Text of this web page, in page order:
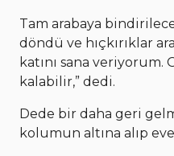
Tam arabaya
döndü ve hıçkırıklar
katını sana veriyorum.
kalabilir,” dedi.
Dede bir daha geri
kolumun altına alıp